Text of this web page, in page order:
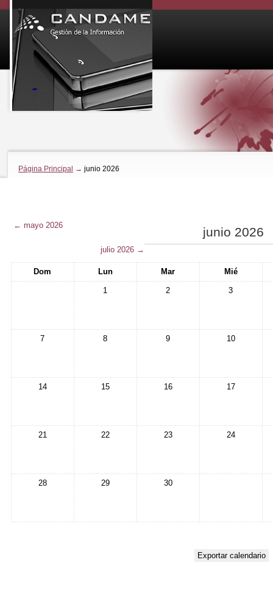
Página Principal → junio 2026
← mayo 2026 junio 2026
julio 2026 →
Dom Lun Mar Mié
1 2 3
7 8 9 10
14 15 16 17
21 22 23 24
28 29 30